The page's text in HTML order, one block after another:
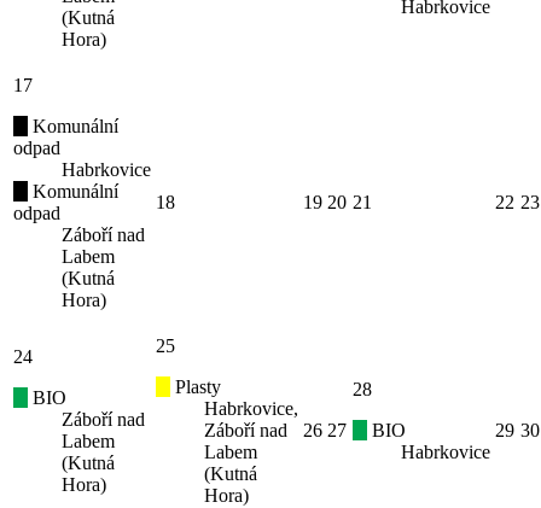
(Kutná
Hora)
Habrkovice
17
Komunální
odpad
Habrkovice
Komunální
odpad
Záboří nad
Labem
(Kutná
Hora)
18 19 20 21 22 23
24
BIO
Záboří nad
Labem
(Kutná
Hora)
25
Plasty
Habrkovice,
Záboří nad
Labem
(Kutná
Hora)
26 27
28
BIO
Habrkovice
29 30